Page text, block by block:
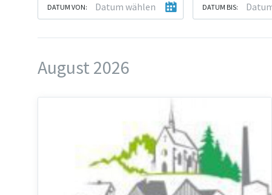
DATUM VON: DATUM BIS:
August 2026